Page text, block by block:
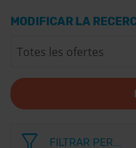
MODIFICAR LA
FILTRAR PER...